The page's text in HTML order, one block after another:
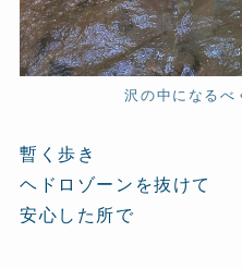
沢の中になる
暫く歩き
ヘドロゾーンを抜けて
安心した所で